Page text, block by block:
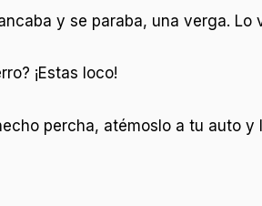
y se paraba, una verga. Lo
¡Estas loco!
percha, atémoslo a tu auto y